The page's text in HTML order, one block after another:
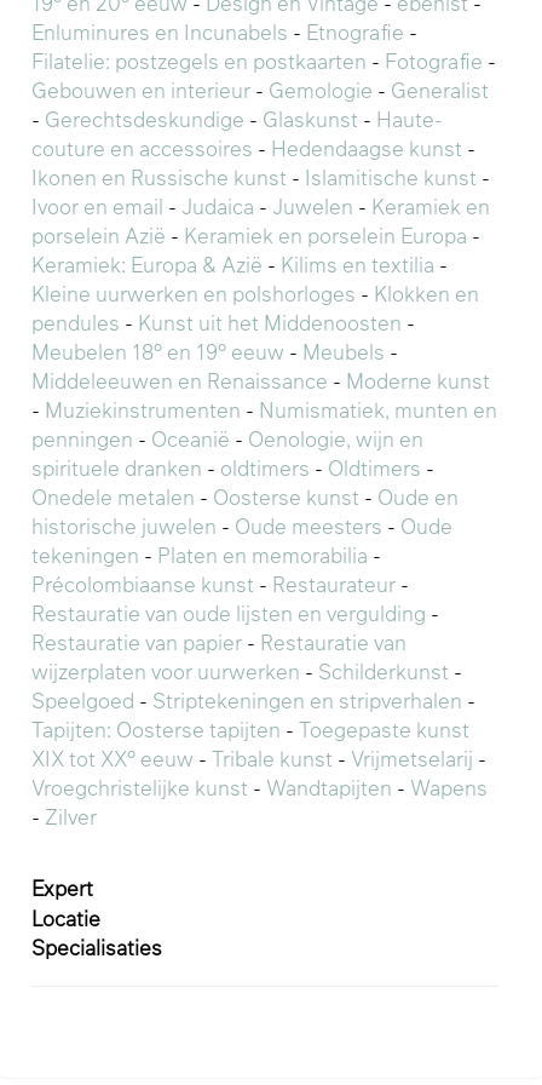
Enluminures en Incunabels - Etnografie -
Filatelie: postzegels en postkaarten - Fotografie -
Gebouwen en interieur - Gemologie - Generalist
- Gerechtsdeskundige - Glaskunst - Haute-
couture en accessoires - Hedendaagse kunst -
Ikonen en Russische kunst - Islamitische kunst -
Ivoor en email - Judaica - Juwelen - Keramiek en
porselein Azië - Keramiek en porselein Europa -
Keramiek: Europa & Azië - Kilims en textilia -
Kleine uurwerken en polshorloges - Klokken en
pendules - Kunst uit het Middenoosten -
Meubelen 18° en 19° eeuw - Meubels -
Middeleeuwen en Renaissance - Moderne kunst
- Muziekinstrumenten - Numismatiek, munten en
penningen - Oceanië - Oenologie, wijn en
spirituele dranken - oldtimers - Oldtimers -
Onedele metalen - Oosterse kunst - Oude en
historische juwelen - Oude meesters - Oude
tekeningen - Platen en memorabilia -
Précolombiaanse kunst - Restaurateur -
Restauratie van oude lijsten en vergulding -
Restauratie van papier - Restauratie van
wijzerplaten voor uurwerken - Schilderkunst -
Speelgoed - Striptekeningen en stripverhalen -
Tapijten: Oosterse tapijten - Toegepaste kunst
XIX tot XX° eeuw - Tribale kunst - Vrijmetselarij -
Vroegchristelijke kunst - Wandtapijten - Wapens
- Zilver
Expert
Locatie
Specialisaties